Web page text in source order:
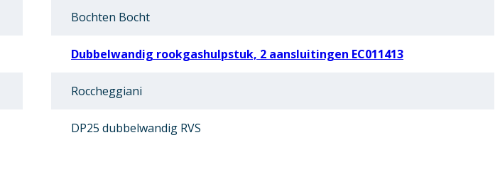
Bochten Bocht
Dubbelwandig rookgashulpstuk, 2 aansluitingen EC011413
Roccheggiani
DP25 dubbelwandig RVS